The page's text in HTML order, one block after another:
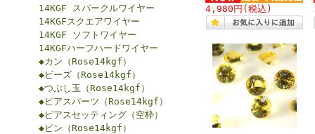
14KGF スパークルワイヤー
14KGFスクエアワイヤー
14KGF ソフトワイヤー
14KGFハーフハードワイヤー
◆カン（Rose14kgf）
◆ビーズ（Rose14kgf）
◆つぶし玉（Rose14kgf）
◆ピアスパーツ（Rose14kgf）
◆ピアスセッティング（空枠）
◆ピン（Rose14kgf）
4,980円 (税込)